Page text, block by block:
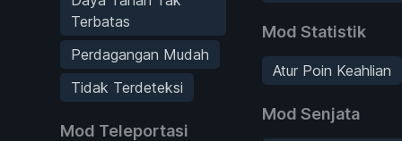
Terbatas
Perdagangan Mudah
Tidak Terdeteksi
Mod Teleportasi
Mod Statistik
Atur Poin Keahlian
Mod Senjata